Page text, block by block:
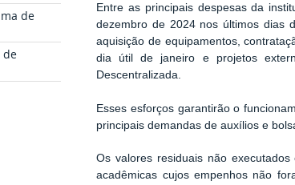
de
de
Entre as principais despesas da
dezembro de 2024 nos últimos dias
aquisição de equipamentos,
dia útil de janeiro e projetos
Descentralizada.
Esses esforços garantirão o
principais demandas de auxílios e
Os valores residuais não
acadêmicas cujos empenhos não